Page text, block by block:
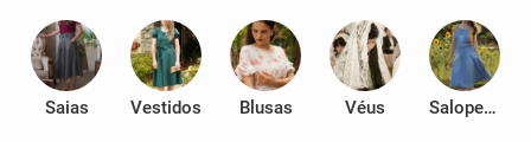
Saias Vestidos Blusas Véus Salopetes